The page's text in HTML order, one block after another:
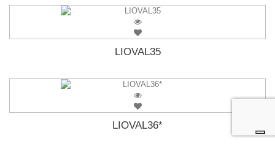
LIOVAL35
LIOVAL36*